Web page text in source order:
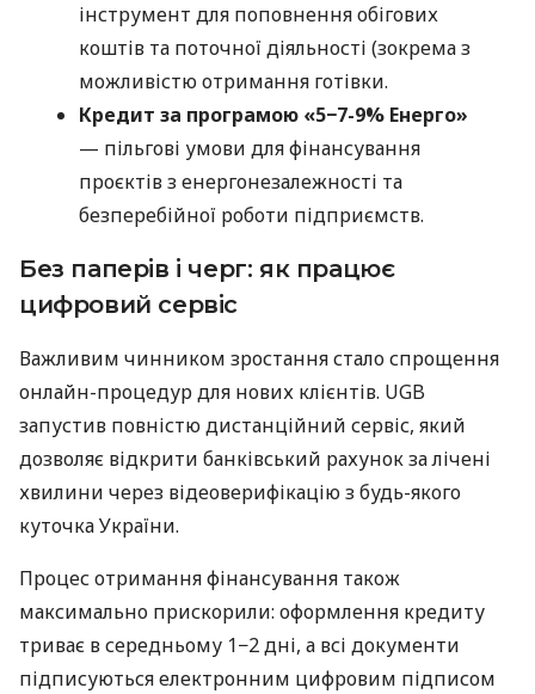
інструмент для поповнення обігових
коштів та поточної діяльності (зокрема з
можливістю отримання готівки.
Кредит за програмою «5−7-9% Енерго»
— пільгові умови для фінансування
проєктів з енергонезалежності та
безперебійної роботи підприємств.
Без паперів і черг: як працює
цифровий сервіс
Важливим чинником зростання стало спрощення
онлайн-процедур для нових клієнтів. UGB
запустив повністю дистанційний сервіс, який
дозволяє відкрити банківський рахунок за лічені
хвилини через відеоверифікацію з будь-якого
куточка України.
Процес отримання фінансування також
максимально прискорили: оформлення кредиту
триває в середньому 1−2 дні, а всі документи
підписуються електронним цифровим підписом